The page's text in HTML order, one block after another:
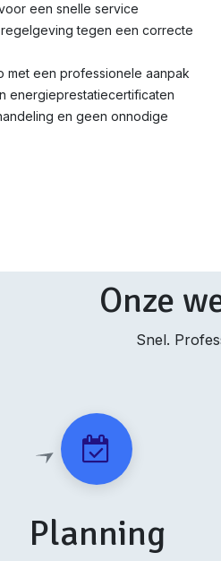
een snelle service
tegen een correcte
met een professionele aanpak
energieprestatiecertificaten
en geen onnodige
Onze
Snel.
Planning